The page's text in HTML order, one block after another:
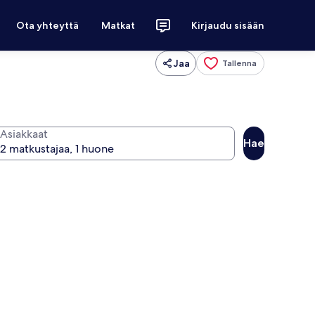
Ota yhteyttä Matkat Kirjaudu sisään
Jaa Tallenna
Asiakkaat
Hae